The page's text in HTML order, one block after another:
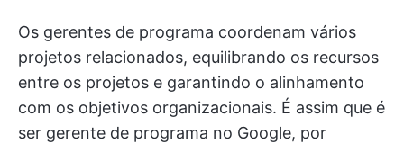
Os gerentes de programa coordenam vários
projetos relacionados, equilibrando os recursos
entre os projetos e garantindo o alinhamento
com os objetivos organizacionais. É assim que é
ser gerente de programa no Google, por